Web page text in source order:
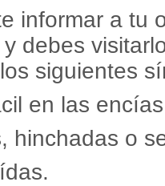
informar a tu
debes
siguientes
en las
o